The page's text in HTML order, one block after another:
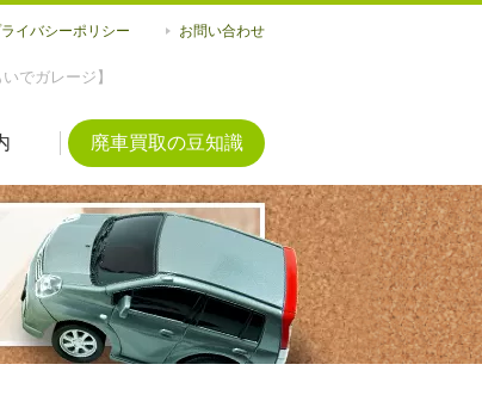
でガレージ】
イバシーポリシー お問い合わせ
廃車買取の豆知識